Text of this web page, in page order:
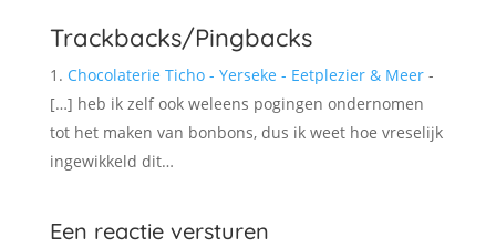
Trackbacks/Pingbacks
Chocolaterie Ticho - Yerseke - Eetplezier & Meer-
[…] heb ik zelf ook weleens pogingen ondernomen
tot het maken van bonbons, dus ik weet hoe vreselijk
ingewikkeld dit…
Een reactie versturen